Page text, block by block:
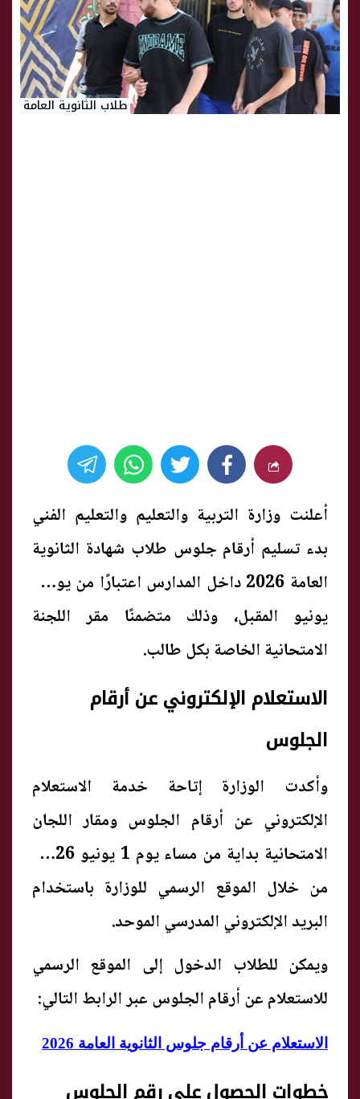
طلاب الثانوية العامة
أعلنت وزارة التربية والتعليم والتعليم الفني
بدء تسليم أرقام جلوس طلاب شهادة الثانوية
يونيو المقبل، وذلك متضمنًا مقر اللجنة
الامتحانية الخاصة بكل طالب.
الاستعلام الإلكتروني عن أرقام
الجلوس
وأكدت الوزارة إتاحة خدمة الاستعلام
الإلكتروني عن أرقام الجلوس ومقار اللجان
من خلال الموقع الرسمي للوزارة باستخدام
البريد الإلكتروني المدرسي الموحد.
ويمكن للطلاب الدخول إلى الموقع الرسمي
للاستعلام عن أرقام الجلوس عبر الرابط التالي:
الاستعلام عن أرقام جلوس الثانوية العامة 2026